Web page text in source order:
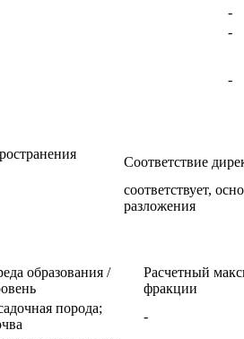
-
-
-
Соответствие
соответствует,
разложения
образования /
Расчетный
фракции
порода;
-